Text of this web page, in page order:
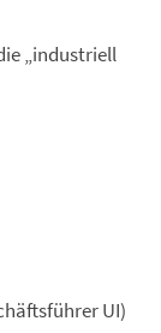
„industriell
UI)